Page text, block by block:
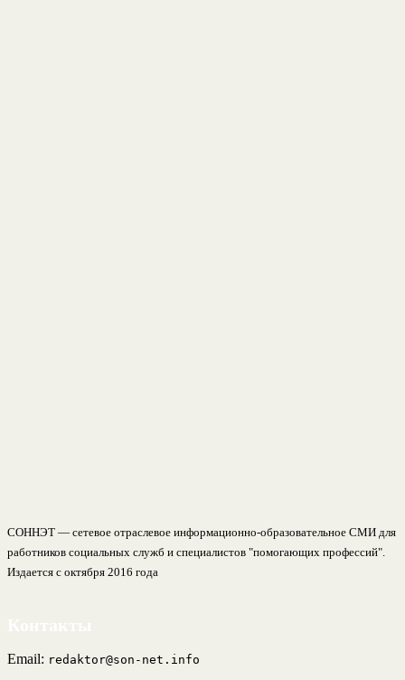
СОННЭТ — сетевое отраслевое информационно-образовательное СМИ для
работников социальных служб и специалистов "помогающих профессий".
Издается с октября 2016 года
Email: redaktor@son-net.info